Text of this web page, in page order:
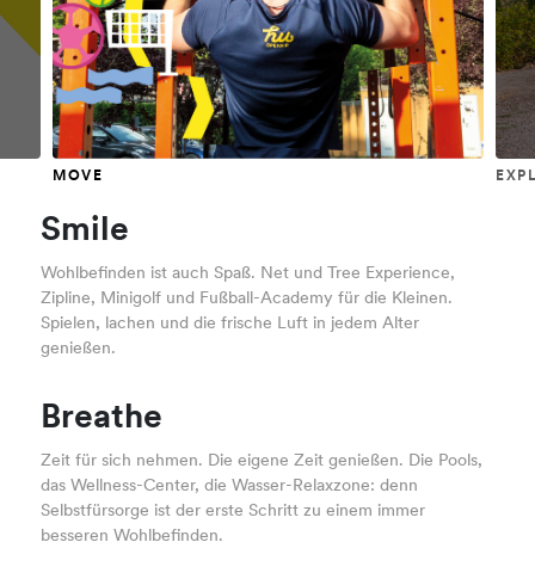
MOVE
Smile
Wohlbefinden ist auch Spaß. Net und Tree Experience,
Zipline, Minigolf und Fußball-Academy für die Kleinen.
Spielen, lachen und die frische Luft in jedem Alter
genießen.
Breathe
Zeit für sich nehmen. Die eigene Zeit genießen. Die Pools,
das Wellness-Center, die Wasser-Relaxzone: denn
Selbstfürsorge ist der erste Schritt zu einem immer
besseren Wohlbefinden.